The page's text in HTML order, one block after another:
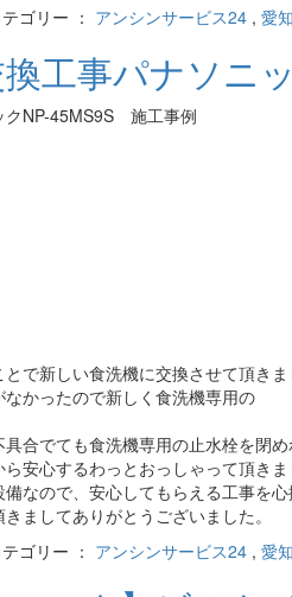
ゴリー ： アンシンサービス24 , 愛
工事パナソニ
クNP-45MS9S 施工事例
で新しい食洗機に交換させて頂きま
かったので新しく食洗機専用の
合でても食洗機専用の止水栓を閉
安心するわっとおっしゃって頂きま
なので、安心してもらえる工事を心
ましてありがとうございました。
ゴリー ： アンシンサービス24 , 愛